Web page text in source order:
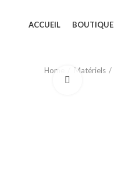
ACCUEIL BOUTIQUE
Home Matériels